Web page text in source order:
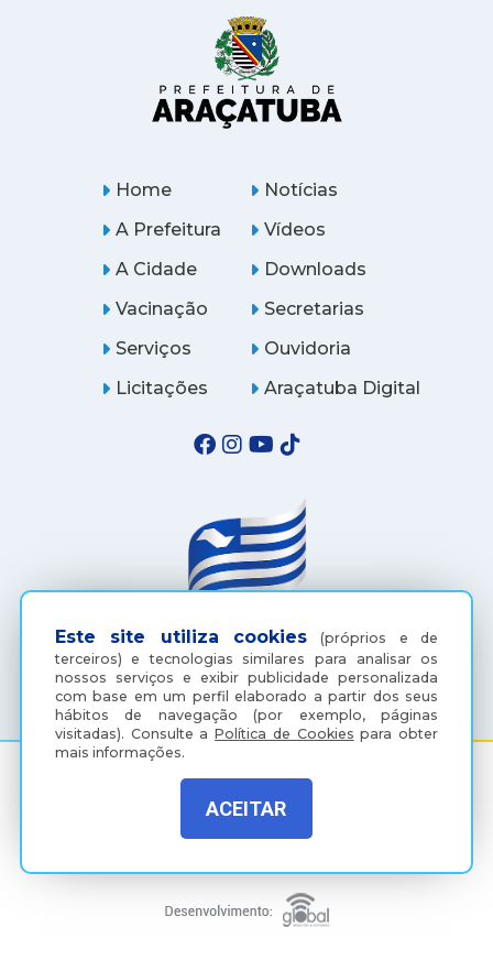
Este site utiliza cookies (próprios e de
terceiros) e tecnologias similares para analisar os
nossos serviços e exibir publicidade personalizada
com base em um perfil elaborado a partir dos seus
hábitos de navegação (por exemplo, páginas
visitadas). Consulte aPolítica de Cookies para obter
mais informações.
ACEITAR
Home
A Prefeitura
A Cidade
Notícias
Vídeos
Downloads
Vacinação
Serviços
Licitações
Secretarias
Ouvidoria
Araçatuba Digital
(18) 3607-6500
Rua Coelho Neto, 73, Vila São Paulo, Araçatuba - SP, CEP: